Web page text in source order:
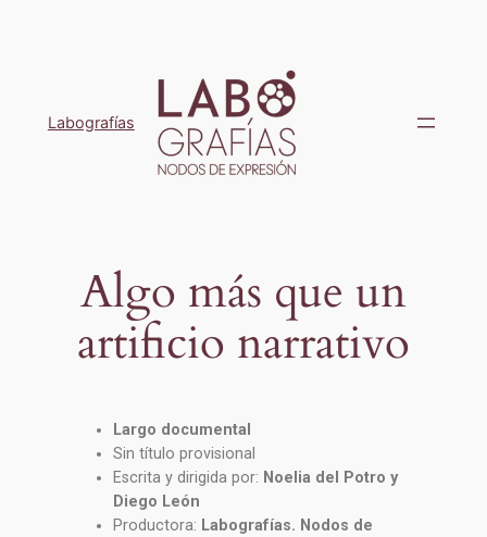
Labografías
Algo más que un
artificio narrativo
Largo documental
Sin título provisional
Escrita y dirigida por: Noelia del Potro y
Diego León
Productora: Labografías. Nodos de